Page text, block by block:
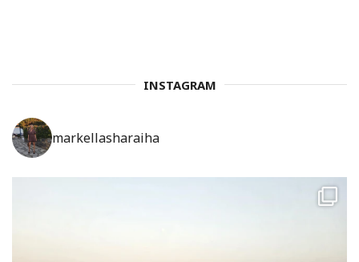
INSTAGRAM
markellasharaiha